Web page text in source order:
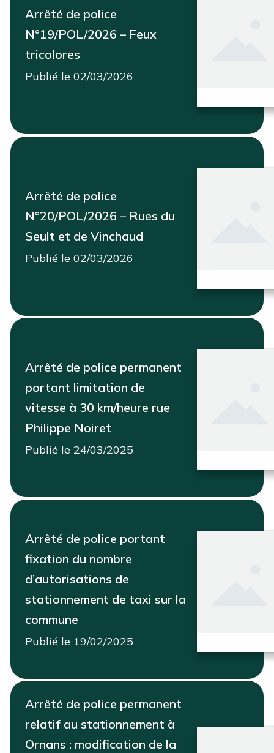
Arrêté de police
N°19/POL/2026 – Feux
tricolores
Publié le 02/03/2026
Arrêté de police
N°20/POL/2026 – Rues du
Seult et de Vinchaud
Publié le 02/03/2026
Arrêté de police permanent
portant limitation de
vitesse à 30 km/heure rue
Philippe Noiret
Publié le 24/03/2025
Arrêté de police portant
fixation du nombre
d’autorisations de
stationnement de taxi sur la
commune
Publié le 19/02/2025
Arrêté de police permanent
relatif au stationnement à
Ornans : modification de la